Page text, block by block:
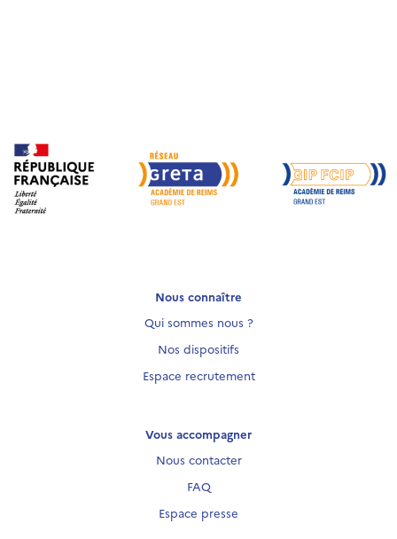
Nous connaître
Qui sommes nous ?
Nos dispositifs
Espace recrutement
Vous accompagner
Nous contacter
FAQ
Espace presse